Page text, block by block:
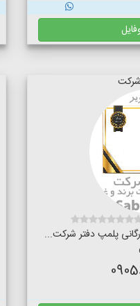
پلمپ دفتر شرکت...